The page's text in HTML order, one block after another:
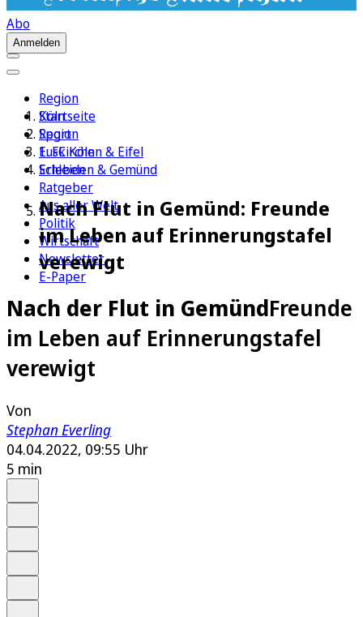
Abo
Anmelden
Region
Köln
Sport
1. FC Köln
Erleben
Ratgeber
Aus aller Welt
Politik
Wirtschaft
Newsletter
E-Paper
Startseite
Region
Euskirchen & Eifel
Schleiden & Gemünd
Nach Flut in Gemünd: Freunde
im Leben auf Erinnerungstafel
verewigt
Nach der Flut in GemündFreunde
im Leben auf Erinnerungstafel
verewigt
Von
Stephan Everling
04.04.2022, 09:55 Uhr
5 min